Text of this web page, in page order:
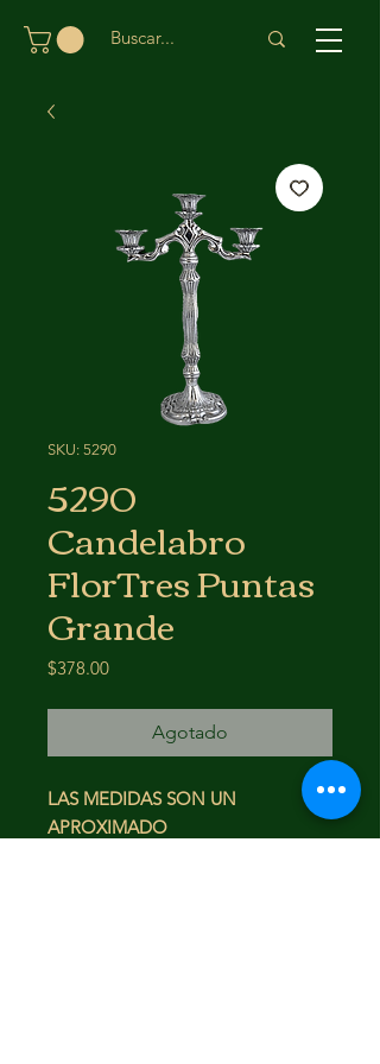
SKU: 5290
5290
Candelabro
FlorTres Puntas
Grande
$378.00Precio
Agotado
LAS MEDIDAS SON UN
APROXIMADO